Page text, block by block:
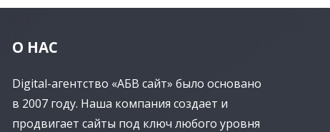
О НАС
Digital-агентство «АБВ сайт» было основано
в 2007 году. Наша компания создает и
продвигает сайты под ключ любого уровня